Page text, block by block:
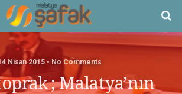
Nisan 2015 • No Comments
; Malatya’nın